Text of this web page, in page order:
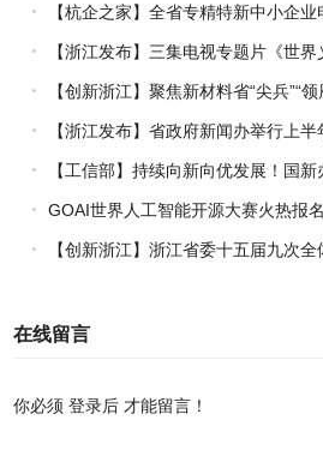
【杭企之家】全省专精特新中小企
通
【浙江发布】三集电视专题片《世
义乌发展》热播上线
【创新浙江】聚焦新材料省“尖兵”“
PPS纤维的国产突围战
【浙江发布】省政府新闻办举行上
发布会【工信部】持续向新向优发展！国
信息化发展情况举行新闻发布会
GOAI世界人工智能开源大赛火热报
【创新浙江】浙江省委十五届九次
在线留言
你必须登录后 才能留言！